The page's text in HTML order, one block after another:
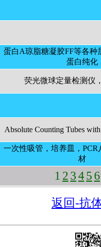
蛋白A琼脂糖凝胶FF等各种
蛋白纯化
荧光微球定量检测仪
Absolute Counting Tubes
一次性吸管，培养皿，
材
1 2 345 6
返回-抗